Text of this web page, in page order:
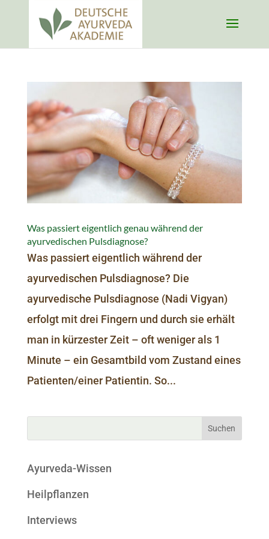
Was passiert eigentlich genau während der
ayurvedischen Pulsdiagnose?
Was passiert eigentlich während der
ayurvedischen Pulsdiagnose? Die
ayurvedische Pulsdiagnose (Nadi Vigyan)
erfolgt mit drei Fingern und durch sie erhält
man in kürzester Zeit – oft weniger als 1
Minute – ein Gesamtbild vom Zustand eines
Patienten/einer Patientin. So...
Ayurveda-Wissen
Heilpflanzen
Interviews